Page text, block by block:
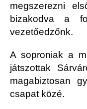
megszerezni
bizakodva a
vezetőedzőnk.
A soproniak a
játszottak
magabiztosan
csapat közé.